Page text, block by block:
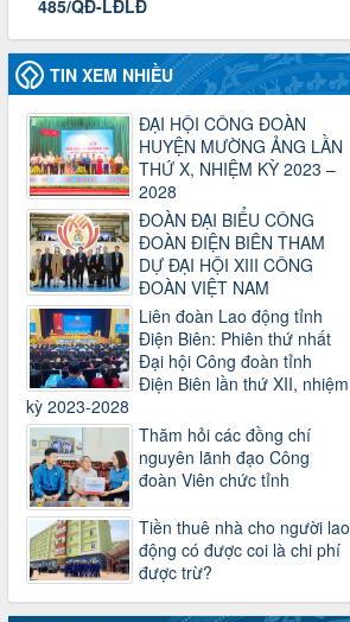
2024
Thời gian đăng: 29/04/2025
lượt xem: 917 | lượt tải:254
2930/TLĐ-TC
Công văn số 2930/TLĐ-TC, ngày
31/12/2024 của Tổng LĐLĐ Việt Nam
về việc quy định tỷ lệ phân phối tự động
KPCĐ 2% qua tài khoản Công đoàn
Việt Nam về các cấp Công đoàn năm
2025
Thời gian đăng: 06/01/2025
lượt xem: 1067 | lượt tải:437
47-TTCĐ/BTGTU
Thông tin chuyên đề: Một số nôi dung
về sắp xếp tổ chức bộ máy của hệ
thống chính trị tinh gọn, hoạt động hiệu
lực, hiệu quả
Thời gian đăng: 25/12/2024
lượt xem: 1225 | lượt tải:339
37/HD-TLĐ
Hướng dẫn Công đoàn với việc tổ chức
và hoạt động của Ban Thanh tra Nhân
dân
Thời gian đăng: 27/12/2024
lượt xem: 4950 | lượt tải:1353
TIN XEM NHIỀU
ĐẠI HỘI CÔNG ĐOÀN
HUYỆN MƯỜNG ẢNG LẦN
THỨ X, NHIỆM KỲ 2023 –
2028
ĐOÀN ĐẠI BIỂU CÔNG
ĐOÀN ĐIỆN BIÊN THAM
DỰ ĐẠI HỘI XIII CÔNG
ĐOÀN VIỆT NAM
Liên đoàn Lao động tỉnh
Điện Biên: Phiên thứ nhất
Đại hội Công đoàn tỉnh
Điện Biên lần thứ XII, nhiệm
kỳ 2023-2028
Thăm hỏi các đồng chí
nguyên lãnh đạo Công
đoàn Viên chức tỉnh
Tiền thuê nhà cho người lao
động có được coi là chi phí
được trừ?